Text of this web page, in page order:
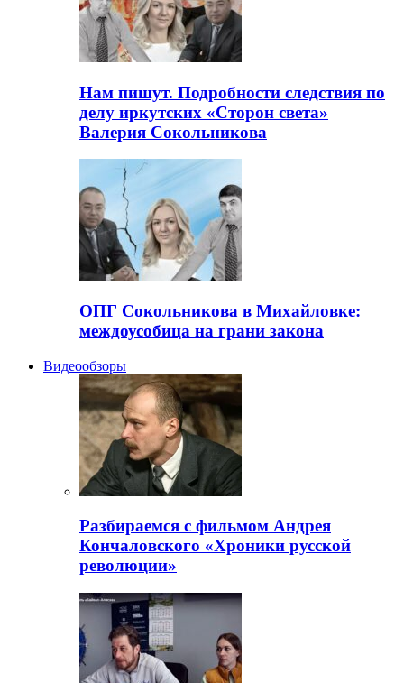
Нам пишут. Подробности следствия по
делу иркутских «Сторон света»
Валерия Сокольникова
ОПГ Сокольникова в Михайловке:
междоусобица на грани закона
Видеообзоры
Разбираемся с фильмом Андрея
Кончаловского «Хроники русской
революции»